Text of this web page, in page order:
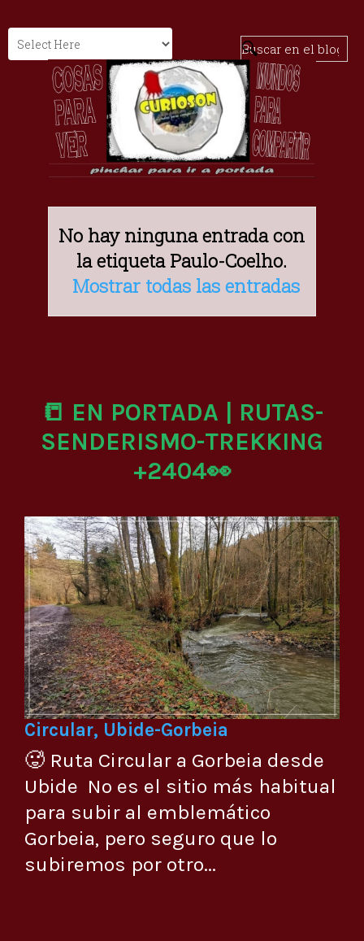
No hay ninguna entrada con
la etiqueta Paulo-Coelho.
Mostrar todas las entradas
📒 EN PORTADA | RUTAS-
SENDERISMO-TREKKING
+2404👀
Circular, Ubide-Gorbeia
🥵 Ruta Circular a Gorbeia desde
Ubide No es el sitio más habitual
para subir al emblemático
Gorbeia, pero seguro que lo
subiremos por otro...